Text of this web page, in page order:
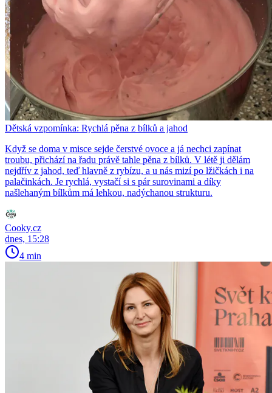
Dětská vzpomínka: Rychlá pěna z bílků a jahod
Když se doma v misce sejde čerstvé ovoce a já nechci zapínat
troubu, přichází na řadu právě tahle pěna z bílků. V létě ji dělám
nejdřív z jahod, teď hlavně z rybízu, a u nás mizí po lžičkách i na
palačinkách. Je rychlá, vystačí si s pár surovinami a díky
našlehaným bílkům má lehkou, nadýchanou strukturu.
Cooky.cz
dnes, 15:28
4 min